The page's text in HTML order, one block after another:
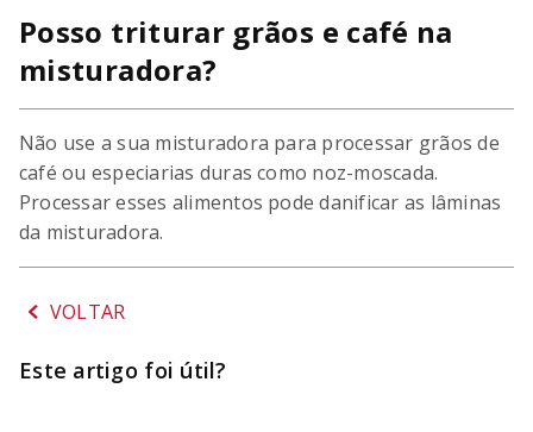
4 PURE POWER PERSONAL JAR
5º K400
6 LIQUIDIFICADOR
7º SORVETEIRA
9 º MIXER
Posso triturar grãos e café na
misturadora?
Não use a sua misturadora para processar grãos de
café ou especiarias duras como noz-moscada.
Processar esses alimentos pode danificar as lâminas
da misturadora.
VOLTAR
Este artigo foi útil?